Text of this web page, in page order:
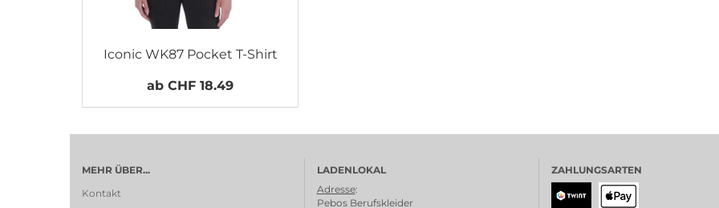
Iconic WK87 Pocket T-Shirt
ab CHF 18.49
MEHR ÜBER...
Kontakt
LADENLOKAL
Adresse:
Pebos Berufskleider
ZAHLUNGSARTEN